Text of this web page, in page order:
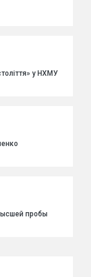
у НХМУ
пробы